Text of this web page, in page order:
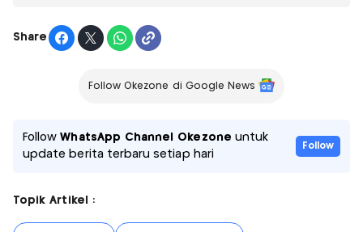
Share
Follow Okezone di Google News
FollowWhatsApp Channel Okezone untuk
update berita terbaru setiap hari
Follow
Topik Artikel :